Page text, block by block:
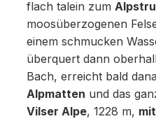
flach talein zum
moosüberzogenen
einem schmucken
überquert dann
Bach, erreicht bald
Alpmatten und das
Vilser Alpe, 1228 m,